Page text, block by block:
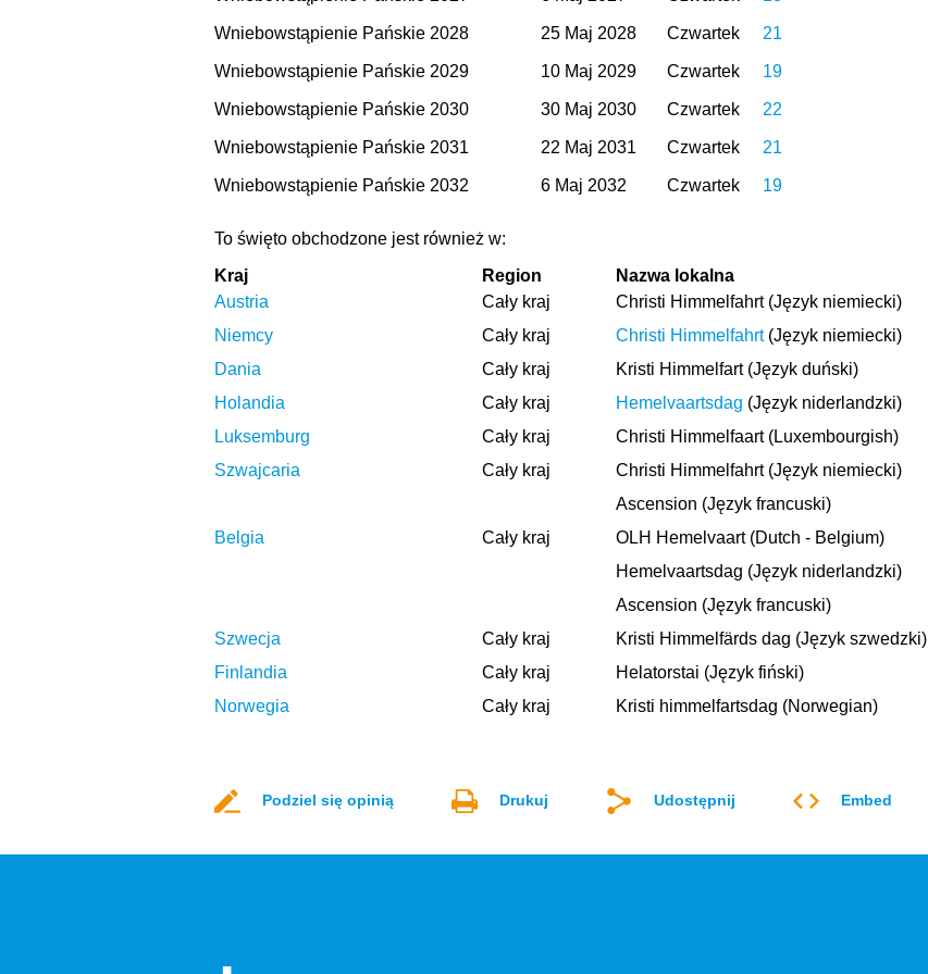
Wniebowstąpienie Pańskie 2028 25 Maj 2028 Czwartek 21
Wniebowstąpienie Pańskie 2029 10 Maj 2029 Czwartek 19
Wniebowstąpienie Pańskie 2030 30 Maj 2030 Czwartek 22
Wniebowstąpienie Pańskie 2031 22 Maj 2031 Czwartek 21
Wniebowstąpienie Pańskie 2032 6 Maj 2032 Czwartek 19
To święto obchodzone jest również w:
Kraj
Region
Nazwa lokalna
Austria
Cały kraj
Christi Himmelfahrt (Język niemiecki)
Niemcy
Cały kraj Christi Himmelfahrt(Język niemiecki)
Dania
Cały kraj
Kristi Himmelfart (Język duński)
Holandia
Cały kraj Hemelvaartsdag (Język niderlandzki)
Luksemburg
Cały kraj
Christi Himmelfaart (Luxembourgish)
Szwajcaria
Cały kraj
Christi Himmelfahrt (Język niemiecki)
Ascension (Język francuski)
Belgia
Cały kraj
OLH Hemelvaart (Dutch - Belgium)
Hemelvaartsdag (Język niderlandzki)
Ascension (Język francuski)
Szwecja
Cały kraj
Kristi Himmelfärds dag (Język szwedzki)
Finlandia
Cały kraj
Helatorstai (Język fiński)
Norwegia
Cały kraj Kristi himmelfartsdag (Norwegian)
Podziel się opinią Drukuj Udostępnij Embed